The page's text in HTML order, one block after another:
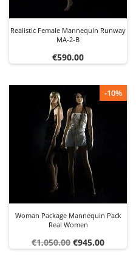
Realistic Female Mannequin Runway
MA-2-B
Price
€590.00
-10%
Woman Package Mannequin Pack
Real Women
Regular
€1,050.00 Price
€945.00